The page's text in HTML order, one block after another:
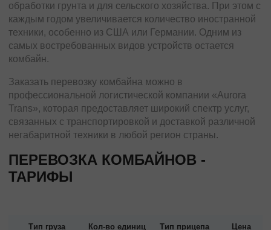
обработки грунта и для сельского хозяйства. При этом с
каждым годом увеличивается количество иностранной
техники, особенно из США или Германии. Одним из
самых востребованных видов устройств остается
комбайн.
Заказать перевозку комбайна можно в
профессиональной логистической компании «Aurora
Trans», которая предоставляет широкий спектр услуг,
связанных с транспортировкой и доставкой различной
негабаритной техники в любой регион страны.
ПЕРЕВОЗКА КОМБАЙНОВ -
ТАРИФЫ
Тип груза Кол-во единиц Тип прицепа Цена